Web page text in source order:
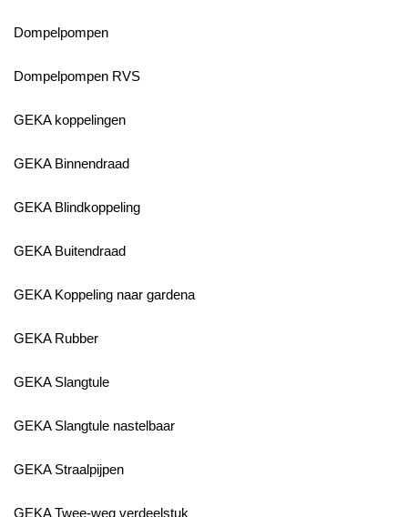
Dompelpompen
Dompelpompen RVS
GEKA koppelingen
GEKA Binnendraad
GEKA Blindkoppeling
GEKA Buitendraad
GEKA Koppeling naar gardena
GEKA Rubber
GEKA Slangtule
GEKA Slangtule nastelbaar
GEKA Straalpijpen
GEKA Twee-weg verdeelstuk